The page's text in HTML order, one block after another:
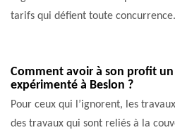
tarifs qui défient toute concurrence.
Comment avoir à son profit
expérimenté à Beslon ?
Pour ceux qui l’ignorent, les
des travaux qui sont reliés à la